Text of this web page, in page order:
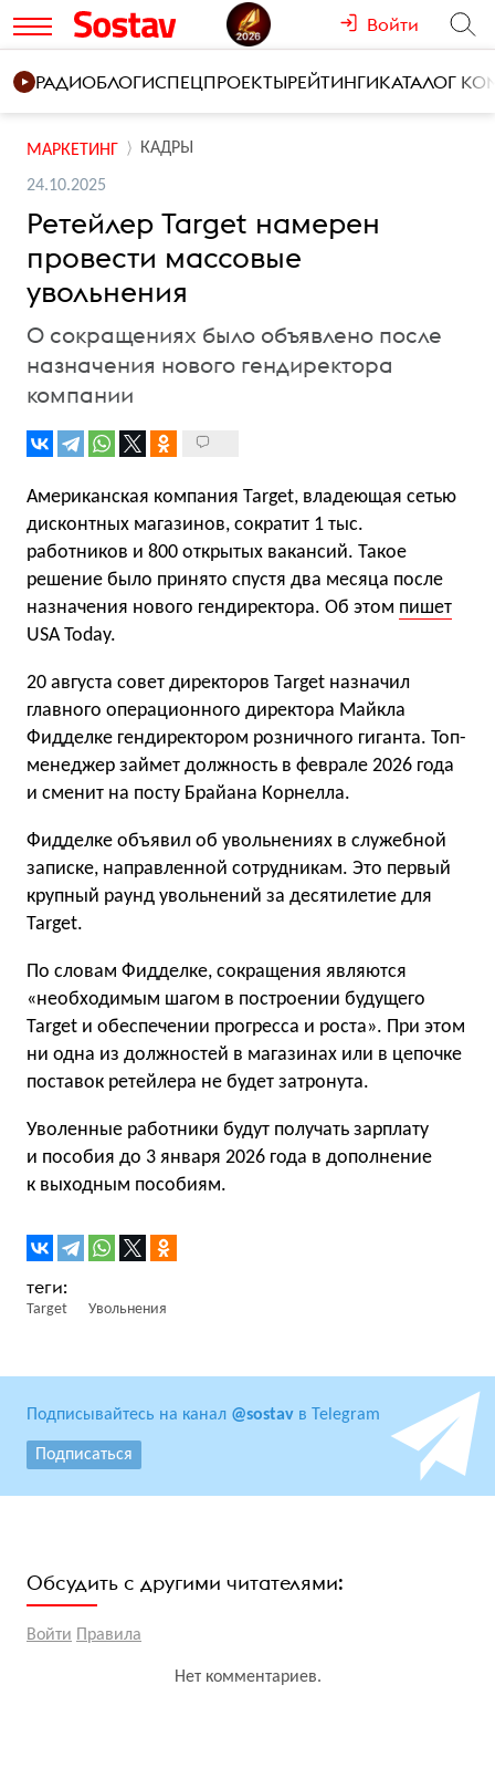
Войти
РАДИОБЛОГИСПЕЦПРОЕКТЫРЕЙТИНГИКАТАЛОГ
МАРКЕТИНГ КАДРЫ
24.10.2025
Ретейлер Target намерен
провести массовые
увольнения
О сокращениях было объявлено после
назначения нового гендиректора
компании
Американская компания Target, владеющая сетью
дисконтных магазинов, сократит 1 тыс.
работников и 800 открытых вакансий. Такое
решение было принято спустя два месяца после
назначения нового гендиректора. Об этом пишет
USA Today.
20 августа совет директоров Target назначил
главного операционного директора Майкла
Фидделке гендиректором розничного гиганта. Топ-
менеджер займет должность в феврале 2026 года
и сменит на посту Брайана Корнелла.
Фидделке объявил об увольнениях в служебной
записке, направленной сотрудникам. Это первый
крупный раунд увольнений за десятилетие для
Target.
По словам Фидделке, сокращения являются
«необходимым шагом в построении будущего
Target и обеспечении прогресса и роста». При этом
ни одна из должностей в магазинах или в цепочке
поставок ретейлера не будет затронута.
Уволенные работники будут получать зарплату
и пособия до 3 января 2026 года в дополнение
к выходным пособиям.
Target Увольнения
Подписывайтесь на канал @sostav в Telegram
Подписаться
Обсудить с другими читателями:
Войти Правила
Нет комментариев.